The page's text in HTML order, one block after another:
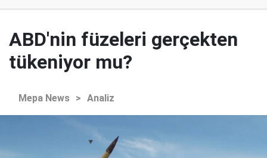
ABD'nin füzeleri gerçekten
tükeniyor mu?
Mepa News > Analiz